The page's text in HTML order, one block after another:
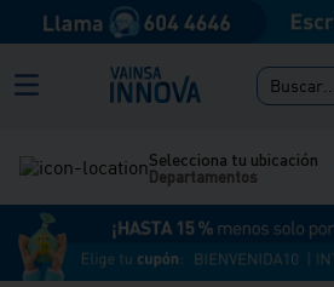
Buscar....
Selecciona tu ubicación
Departamentos